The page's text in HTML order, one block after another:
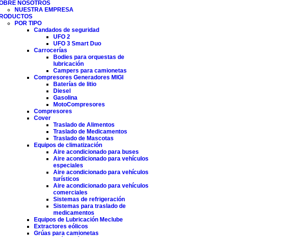
NOSOTROS
NUESTRA EMPRESA
POR TIPO
Candados de seguridad
UFO 2
UFO 3 Smart Duo
Carrocerías
Bodies para orquestas de
lubricación
Campers para camionetas
Compresores Generadores MIGI
Baterías de litio
Diesel
Gasolina
MotoCompresores
Compresores
Cover
Traslado de Alimentos
Traslado de Medicamentos
Traslado de Mascotas
Equipos de climatización
Aire acondicionado para buses
Aire acondicionado para vehículos
especiales
Aire acondicionado para vehículos
turísticos
Aire acondicionado para vehículos
comerciales
Sistemas de refrigeración
Sistemas para traslado de
medicamentos
Equipos de Lubricación Meclube
Extractores eólicos
Grúas para camionetas